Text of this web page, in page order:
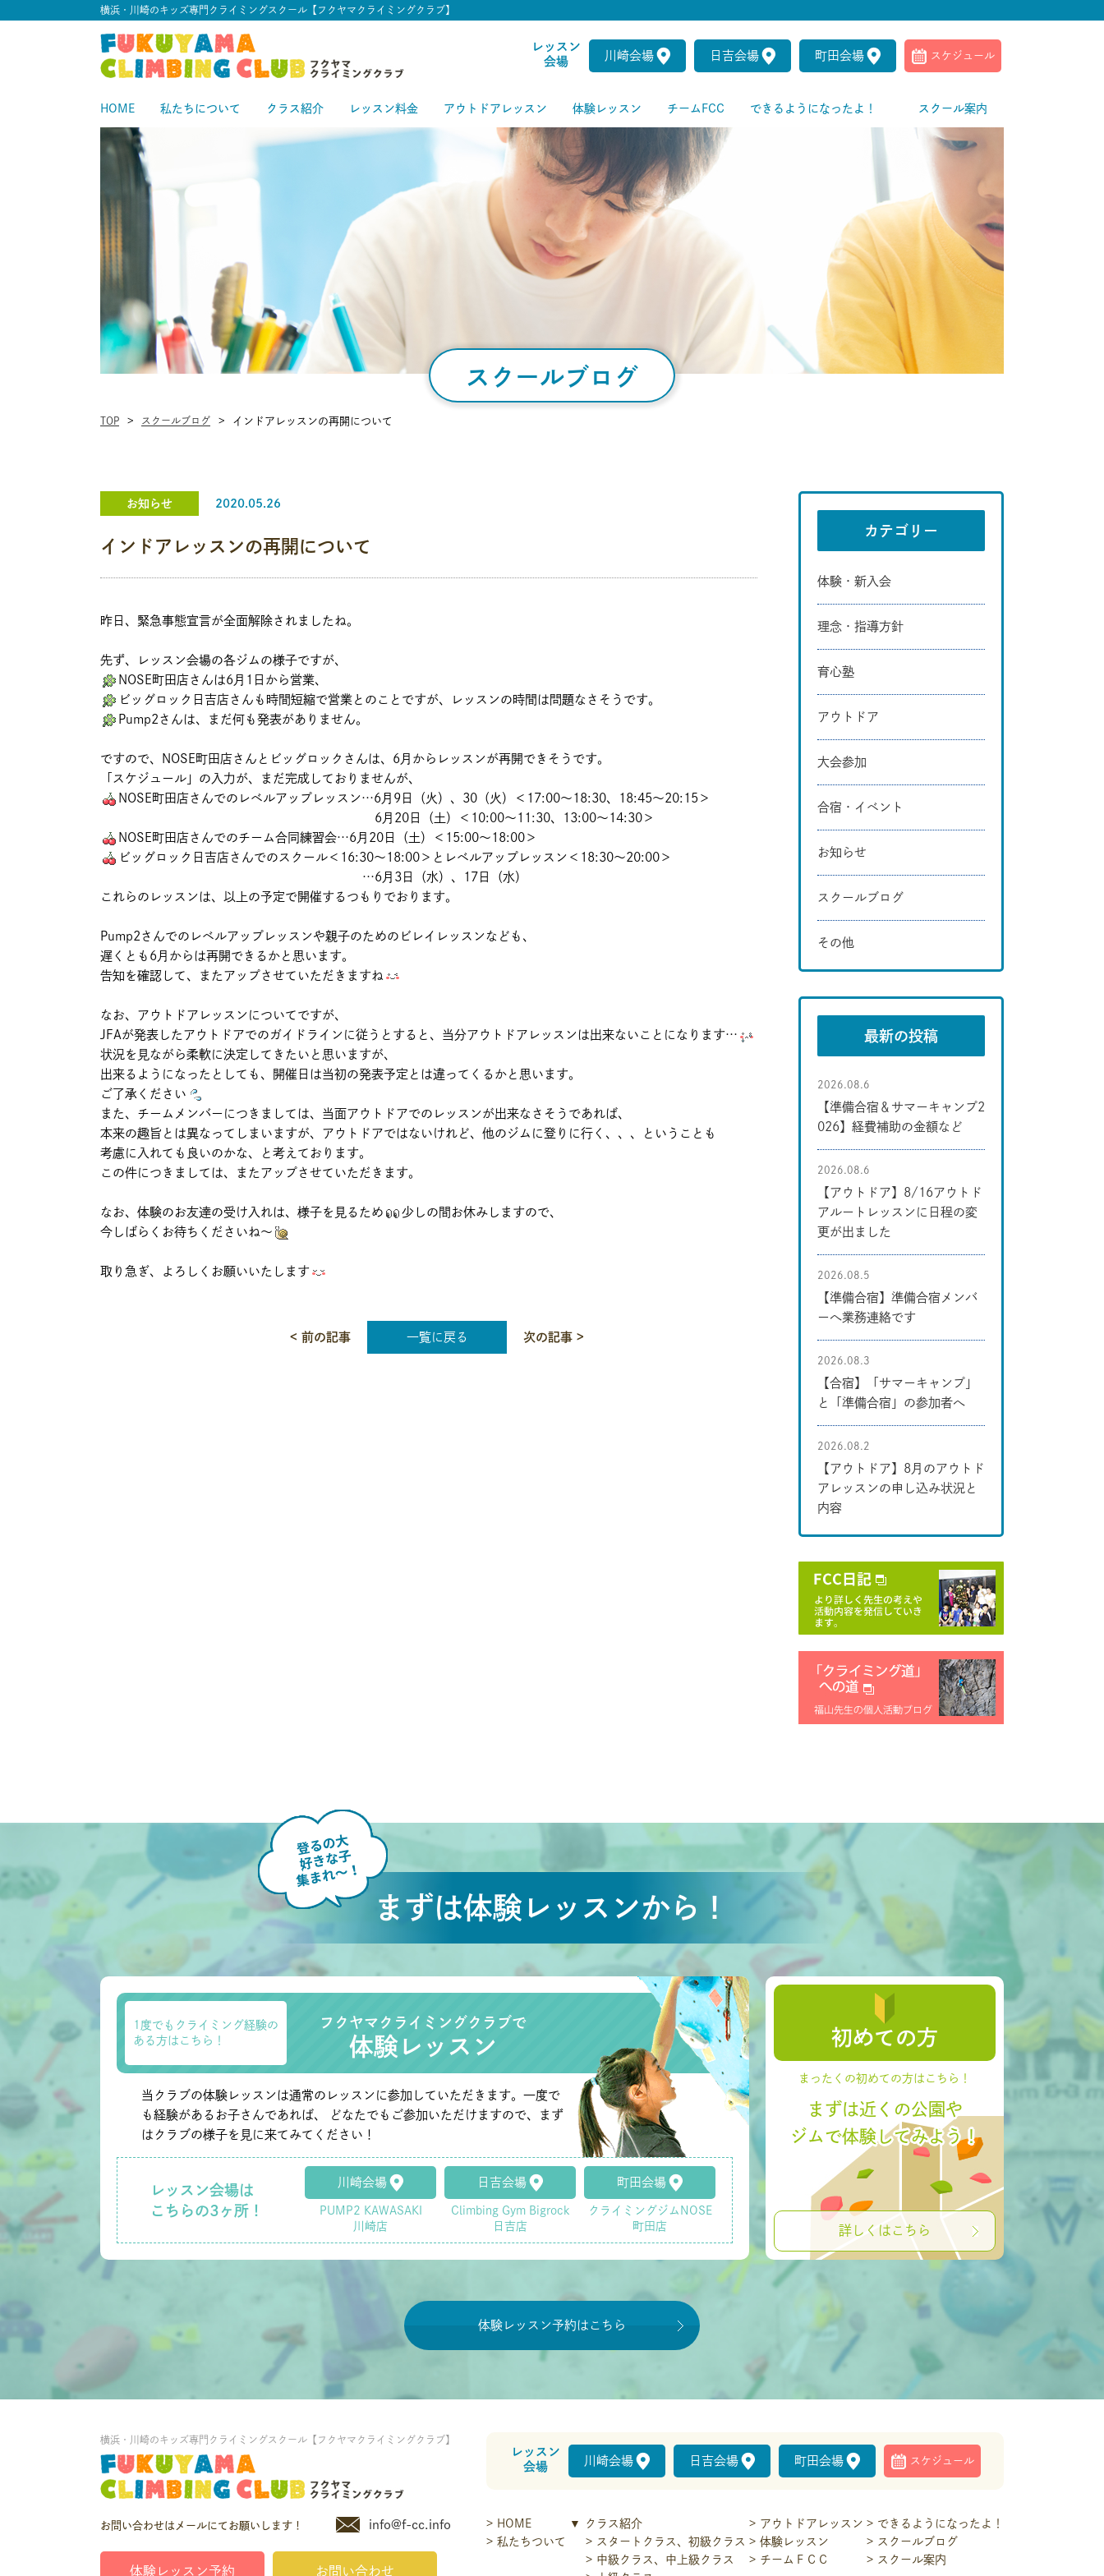
横浜・川崎のキッズ専門クライミングスクール【フクヤマクライミングクラブ】
レッスン
会場
川崎会場 日吉会場 町田会場 スケジュール
HOME 私たちについて クラス紹介 レッスン料金 アウトドアレッスン 体験レッスン チームFCC できるようになったよ！ スクール案内
スクールブログ
TOP スクールブログ インドアレッスンの再開について
お知らせ 2020.05.26
インドアレッスンの再開について
昨日、緊急事態宣言が全面解除されましたね。
先ず、レッスン会場の各ジムの様子ですが、
NOSE町田店さんは6月1日から営業、
ビッグロック日吉店さんも時間短縮で営業とのことですが、レッスンの時間は問題なさそうです。
Pump2さんは、まだ何も発表がありません。
ですので、NOSE町田店さんとビッグロックさんは、6月からレッスンが再開できそうです。
「スケジュール」の入力が、まだ完成しておりませんが、
NOSE町田店さんでのレベルアップレッスン…6月9日（火）、30（火）＜17:00～18:30、18:45～20:15＞
6月20日（土）＜10:00～11:30、13:00～14:30＞
NOSE町田店さんでのチーム合同練習会…6月20日（土）＜15:00～18:00＞
ビッグロック日吉店さんでのスクール＜16:30～18:00＞とレベルアップレッスン＜18:30～20:00＞
…6月3日（水）、17日（水）
これらのレッスンは、以上の予定で開催するつもりでおります。
Pump2さんでのレベルアップレッスンや親子のためのビレイレッスンなども、
遅くとも6月からは再開できるかと思います。
告知を確認して、またアップさせていただきますね
なお、アウトドアレッスンについてですが、
JFAが発表したアウトドアでのガイドラインに従うとすると、当分アウトドアレッスンは出来ないことになります…
状況を見ながら柔軟に決定してきたいと思いますが、
出来るようになったとしても、開催日は当初の発表予定とは違ってくるかと思います。
ご了承ください
また、チームメンバーにつきましては、当面アウトドアでのレッスンが出来なさそうであれば、
本来の趣旨とは異なってしまいますが、アウトドアではないけれど、他のジムに登りに行く、、、ということも
考慮に入れても良いのかな、と考えております。
この件につきましては、またアップさせていただきます。
なお、体験のお友達の受け入れは、様子を見るため
少しの間お休みしますので、
今しばらくお待ちくださいね～
取り急ぎ、よろしくお願いいたします
< 前の記事 一覧に戻る 次の記事 >
カテゴリー
体験・新入会
理念・指導方針
育心塾
アウトドア
大会参加
合宿・イベント
お知らせ
スクールブログ
その他
最新の投稿
【準備合宿＆サマーキャンプ2
026】経費補助の金額など
2026.08.6
【アウトドア】8/16アウトド
アルートレッスンに日程の変
更が出ました
2026.08.6
【準備合宿】準備合宿メンバ
ーへ業務連絡です
2026.08.5
【合宿】「サマーキャンプ」
と「準備合宿」の参加者へ
2026.08.3
【アウトドア】8月のアウトド
アレッスンの申し込み状況と
内容
2026.08.2
まずは体験レッスンから！
1度でもクライミング経験の
ある方はこちら！
フクヤマクライミングクラブで
体験レッスン
当クラブの体験レッスンは通常のレッスンに参加していただきます。一度で
も経験があるお子さんであれば、 どなたでもご参加いただけますので、まず
はクラブの様子を見に来てみてください！
レッスン会場は
こちらの3ヶ所！
川崎会場
PUMP2 KAWASAKI
川崎店
日吉会場
Climbing Gym Bigrock
日吉店
町田会場
クライミングジムNOSE
町田店
初めての方
まったくの初めての方はこちら！
まずは近くの公園や
ジムで体験してみよう！
詳しくはこちら
体験レッスン予約はこちら
横浜・川崎のキッズ専門クライミングスクール【フクヤマクライミングクラブ】
お問い合わせはメールにてお願いします！ info@f-cc.info
体験レッスン予約 お問い合わせ
レッスン
会場
川崎会場 日吉会場 町田会場 スケジュール
HOME
私たちついて
クラス紹介
スタートクラス、初級クラス
中級クラス、中上級クラス
アウトドアレッスン
体験レッスン
チームＦＣＣ
できるようになったよ！
スクールブログ
スクール案内